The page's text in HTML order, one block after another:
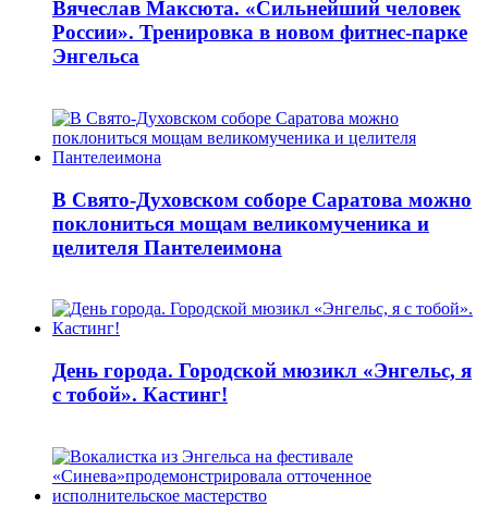
Вячеслав Максюта. «Сильнейший человек
России». Тренировка в новом фитнес-парке
Энгельса
В Свято-Духовском соборе Саратова можно
поклониться мощам великомученика и
целителя Пантелеимона
День города. Городской мюзикл «Энгельс, я
с тобой». Кастинг!